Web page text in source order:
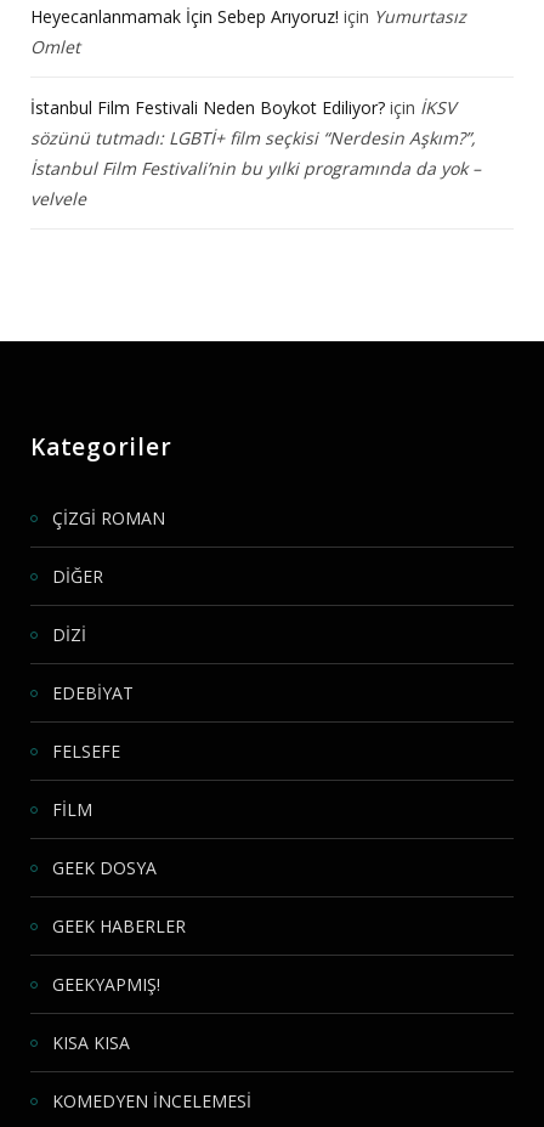
Heyecanlanmamak İçin Sebep Arıyoruz! için Yumurtasız
Omlet
İstanbul Film Festivali Neden Boykot Ediliyor? için İKSV
sözünü tutmadı: LGBTİ+ film seçkisi “Nerdesin Aşkım?”,
İstanbul Film Festivali’nin bu yılki programında da yok –
velvele
Kategoriler
ÇİZGİ ROMAN
DİĞER
DİZİ
EDEBİYAT
FELSEFE
FİLM
GEEK DOSYA
GEEK HABERLER
GEEKYAPMIŞ!
KISA KISA
KOMEDYEN İNCELEMESİ